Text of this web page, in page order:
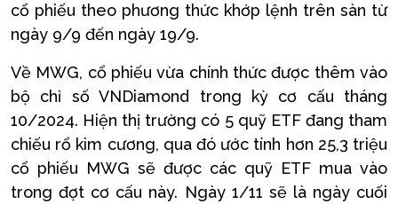
cổ phiếu theo phương thức khớp lệnh trên sàn từ
ngày 9/9 đến ngày 19/9.
Về MWG, cổ phiếu vừa chính thức được thêm vào
bộ chỉ số VNDiamond trong kỳ cơ cấu tháng
10/2024. Hiện thị trường có 5 quỹ ETF đang tham
chiếu rổ kim cương, qua đó ước tính hơn 25,3 triệu
cổ phiếu MWG sẽ được các quỹ ETF mua vào
trong đợt cơ cấu này. Ngày 1/11 sẽ là ngày cuối